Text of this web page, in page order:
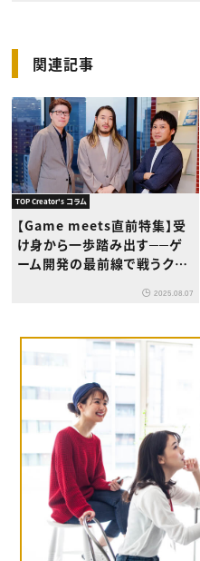
関連記事
TOP Creator's コラム
【Game meets直前特集】受
け身から一歩踏み出す──ゲ
ーム開発の最前線で戦うクリ
2025.08.07